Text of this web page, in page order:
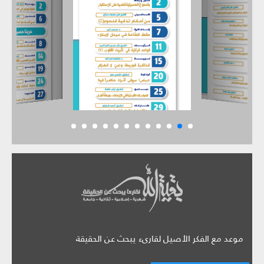
موعد مع الفكر الأصيل لقارىء يبحث عن الحقيقة